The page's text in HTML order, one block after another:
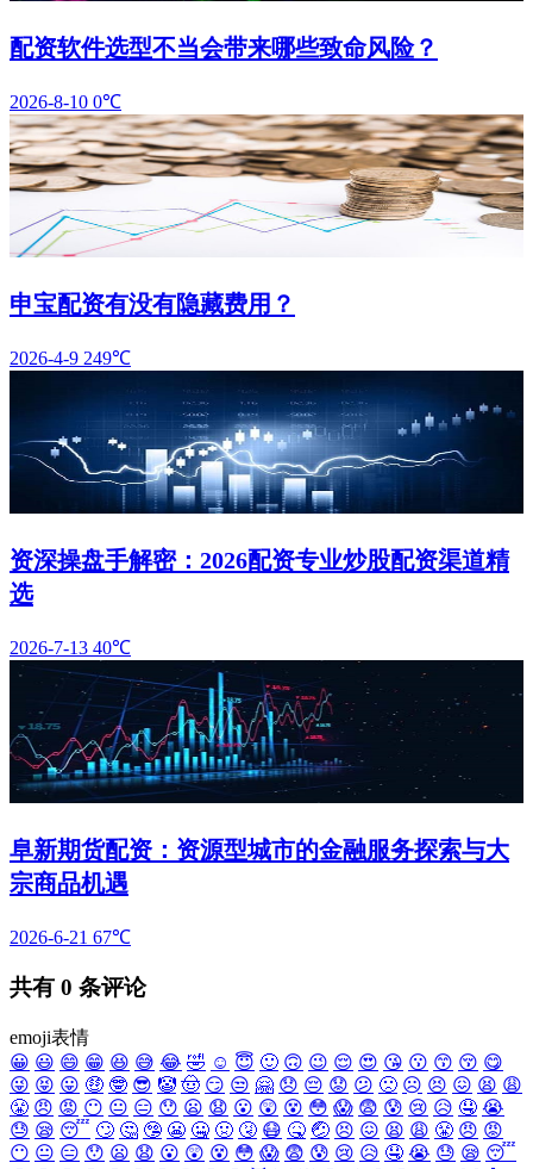
配资软件选型不当会带来哪些致命风险？
2026-8-10 0℃
申宝配资有没有隐藏费用？
2026-4-9 249℃
资深操盘手解密：2026配资专业炒股配资渠道精
选
2026-7-13 40℃
阜新期货配资：资源型城市的金融服务探索与大
宗商品机遇
2026-6-21 67℃
共有 0 条评论
emoji表情
😀 😃 😄 😁 😆 😅 😂 🤣 ☺️ 😇 🙂 🙃 😉 😌 😍 😘 😗 😙 😚 😋
😜 😝 😛 🤑 🤓 😎 🤡 🤠 😏 😒 🤗 😞 😔 😟 😕 🙁 ☹️ 😣 😖 😫 😩
😤 😠 😡 😶 😐 😑 😯 😦 😧 😮 😲 😵 😳 😱 😨 😰 😢 😥 🤤 😭
😓 😪 😴 🙄 🤔 🤥 😬 🤐 🤢 🤧 😷 🤒 🤕 😣 😖 😫 😩 😤 😠 😡
😶 😐 😑 😯 😦 😧 😮 😲 😵 😳 😱 😨 😰 😢 😥 🤤 😭 😓 😪 😴